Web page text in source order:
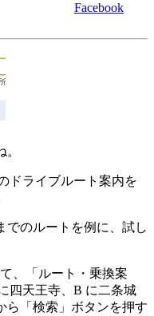
Facebook
ドライブルート案内を
でのルートを例に、試し
、「ルート・乗換案
四天王寺、B に二条城
ら「検索」ボタンを押す